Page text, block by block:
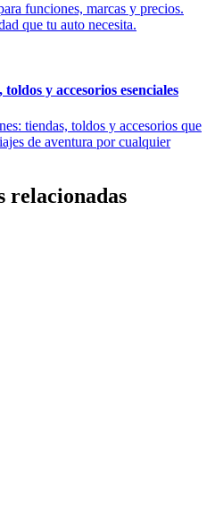
funciones, marcas y precios.
que tu auto necesita.
y accesorios esenciales
tiendas, toldos y accesorios que
de aventura por cualquier
relacionadas